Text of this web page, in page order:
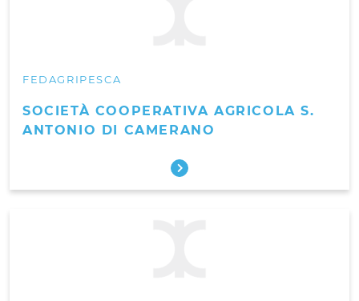
FEDAGRIPESCA
SOCIETÀ COOPERATIVA AGRICOLA S.
ANTONIO DI CAMERANO